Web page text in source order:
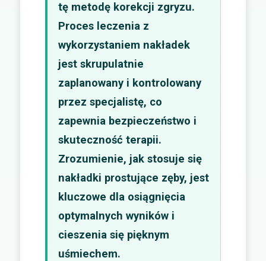
tę metodę korekcji zgryzu.
Proces leczenia z
wykorzystaniem nakładek
jest skrupulatnie
zaplanowany i kontrolowany
przez specjalistę, co
zapewnia bezpieczeństwo i
skuteczność terapii.
Zrozumienie, jak stosuje się
nakładki prostujące zęby, jest
kluczowe dla osiągnięcia
optymalnych wyników i
cieszenia się pięknym
uśmiechem.